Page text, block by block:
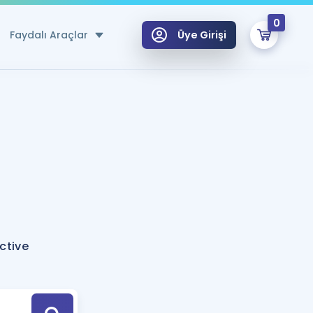
Faydalı Araçlar
Hesaplama Aracı
için Öneriler
Tek Takvimde
Üye Girişi
0
Hoca ile seni sınava hazırlayacak onlarca eğitim seni bekliyor!